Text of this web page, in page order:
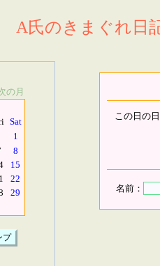
A氏のきまぐれ日
の月
Sat
1
8
15
22
29
この日の
名前：